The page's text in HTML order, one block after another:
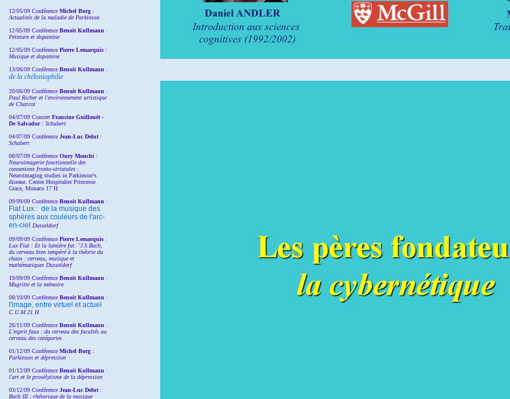
12/05/09 Conférence Michel Borg :
Actualités de la maladie de Parkinson
12/05/09 Conférence Benoit Kullmann :
Peinture et dopamine
12/05/09 Conférence Pierre Lemarquis :
Musique et dopamine
13/06/09 Conférence Benoit Kullmann :
de la chéloniophilie
20/06/09 Conférence Benoit Kullmann :
Paul Richer et l'environnement artistique
de Charcot
04/07/09 Concert Francine Guillouët -
De Salvador : Schubert
04/07/09 Conférence Jean-Luc Delut :
Schubert
08/07/09 Conférence Oury Monchi :
Neuroimagerie fonctionnelle des
connexions fronto-striatales :
Neuroimaging studies in Parkinson¹s
disease. Centre Hospitalier Princesse
Grace, Monaco 17 H
09/09/09 Conférence Benoit Kullmann :
Fiat Lux : de la musique des
sphères aux couleurs de l'arc-
en-ciel
Dusseldorf
09/09/09 Conférence Pierre Lemarquis :
Lux Fiat : Et la lumière fut: "J.S.Bach,
du cerveau bien tempéré à la théorie du
chaos : cerveau, musique et
mathématiques Dusseldorf
19/09/09 Conférence Benoit Kullmann :
Magritte et la mémoire
08/10/09 Conférence Benoit Kullmann :
l'image, entre virtuel et actuel
C.U.M 21 H
26/11/09 Conférence Benoit Kullmann :
L'esprit faux : du cerveau des facultés au
cerveau des catégories
01/12/09 Conférence Michel Borg :
Parkinson et dépression
01/12/09 Conférence Benoit Kullmann :
l'art et le prosélytisme de la dépression
03/12/09 Conférence Jean-Luc Delut :
Bach III ; rhétorique de la musique